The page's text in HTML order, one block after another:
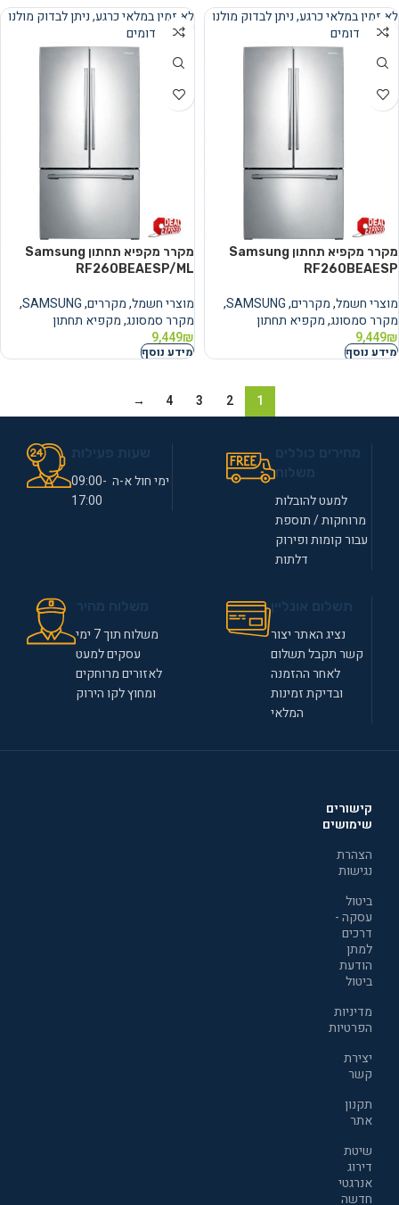
נמכר
לא זמין במלאי כרגע, ניתן לבדוק מולנו
מוצרים דומים
מקרר מקפיא תחתון Samsung
RF260BEAESP
מוצרי חשמל,מקררים,
SAMSUNG
,
מקרר סמסונג,מקפיא תחתון
9,449₪
מידע נוסף
נמכר
לא זמין במלאי כרגע, ניתן לבדוק מולנו
מוצרים דומים
מקרר מקפיא תחתון Samsung
RF260BEAESP/ML
מוצרי חשמל,מקררים,
SAMSUNG
,
מקרר סמסונג,מקפיא תחתון
9,449₪
מידע נוסף
1
2
3
4
→
למעט להובלות
מרוחקות / תוספת
עבור קומות ופירוק
דלתות
ימי חול א-ה 09:00-
17:00
נציג האתר יצור
קשר תקבל תשלום
לאחר ההזמנה
ובדיקת זמינות
המלאי
משלוח תוך 7 ימי
עסקים למעט
לאזורים מרוחקים
ומחוץ לקו הירוק
קישורים
שימושים
הצהרת
נגישות
ביטול
עסקה -
דרכים
למתן
הודעת
ביטול
מדיניות
הפרטיות
יצירת
קשר
תקנון
אתר
שיטת
דירוג
אנרגטי
חדשה